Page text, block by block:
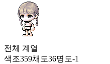
전체 계열
색조359채도36명도-1